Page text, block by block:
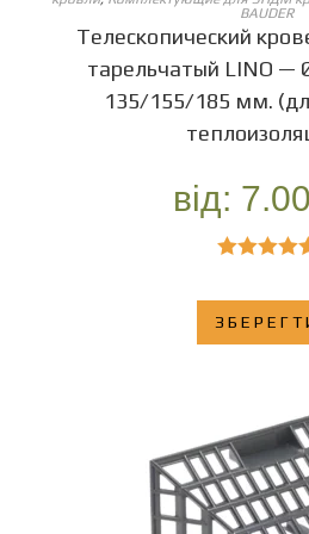
BAUDER
Телескопический
тарельчатый LINO —
135/155/185 мм.
від:
из 5